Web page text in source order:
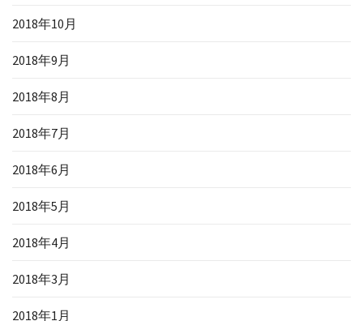
2018年10月
2018年9月
2018年8月
2018年7月
2018年6月
2018年5月
2018年4月
2018年3月
2018年1月